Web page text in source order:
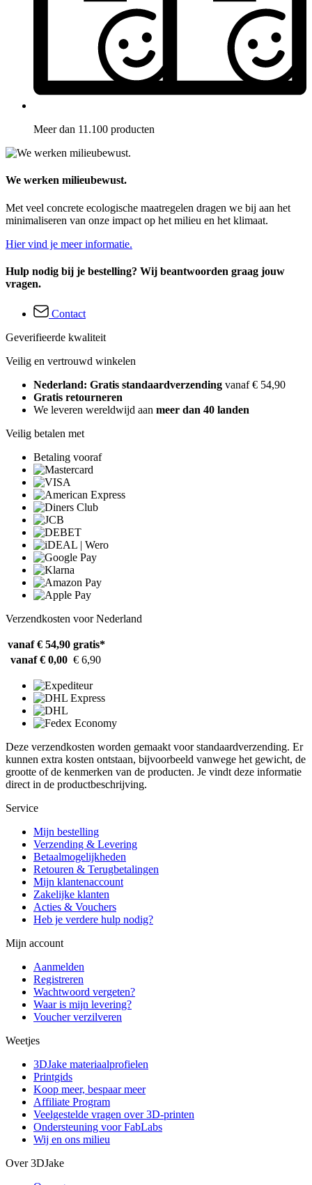
Meer dan 11.100 producten
We werken milieubewust.
Met veel concrete ecologische maatregelen dragen we bij aan het
minimaliseren van onze impact op het milieu en het klimaat.
Hier vind je meer informatie.
Hulp nodig bij je bestelling? Wij beantwoorden graag jouw
vragen.
Contact
Geverifieerde kwaliteit
Veilig en vertrouwd winkelen
Nederland: Gratis standaardverzending vanaf € 54,90
Gratis retourneren
We leveren wereldwijd aan meer dan 40 landen
Veilig betalen met
Betaling vooraf
Verzendkosten voor Nederland
vanaf € 54,90 gratis*
vanaf € 0,00 € 6,90
Deze verzendkosten worden gemaakt voor standaardverzending. Er
kunnen extra kosten ontstaan, bijvoorbeeld vanwege het gewicht, de
grootte of de kenmerken van de producten. Je vindt deze informatie
direct in de productbeschrijving.
Service
Mijn bestelling
Verzending & Levering
Betaalmogelijkheden
Retouren & Terugbetalingen
Mijn klantenaccount
Zakelijke klanten
Acties & Vouchers
Heb je verdere hulp nodig?
Mijn account
Aanmelden
Registreren
Wachtwoord vergeten?
Waar is mijn levering?
Voucher verzilveren
Weetjes
3DJake materiaalprofielen
Printgids
Koop meer, bespaar meer
Affiliate Program
Veelgestelde vragen over 3D-printen
Ondersteuning voor FabLabs
Wij en ons milieu
Over 3DJake